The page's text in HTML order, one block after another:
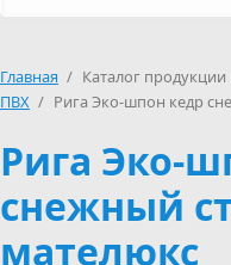
Главная / Каталог продукции
ПВХ / Рига Эко-шпон кедр
Рига Эко-
снежный
мателюкс